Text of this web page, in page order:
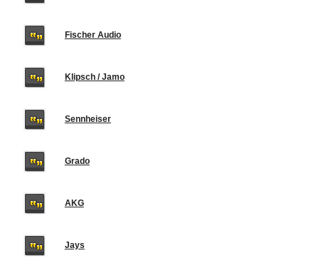
Fischer Audio
Klipsch / Jamo
Sennheiser
Grado
AKG
Jays